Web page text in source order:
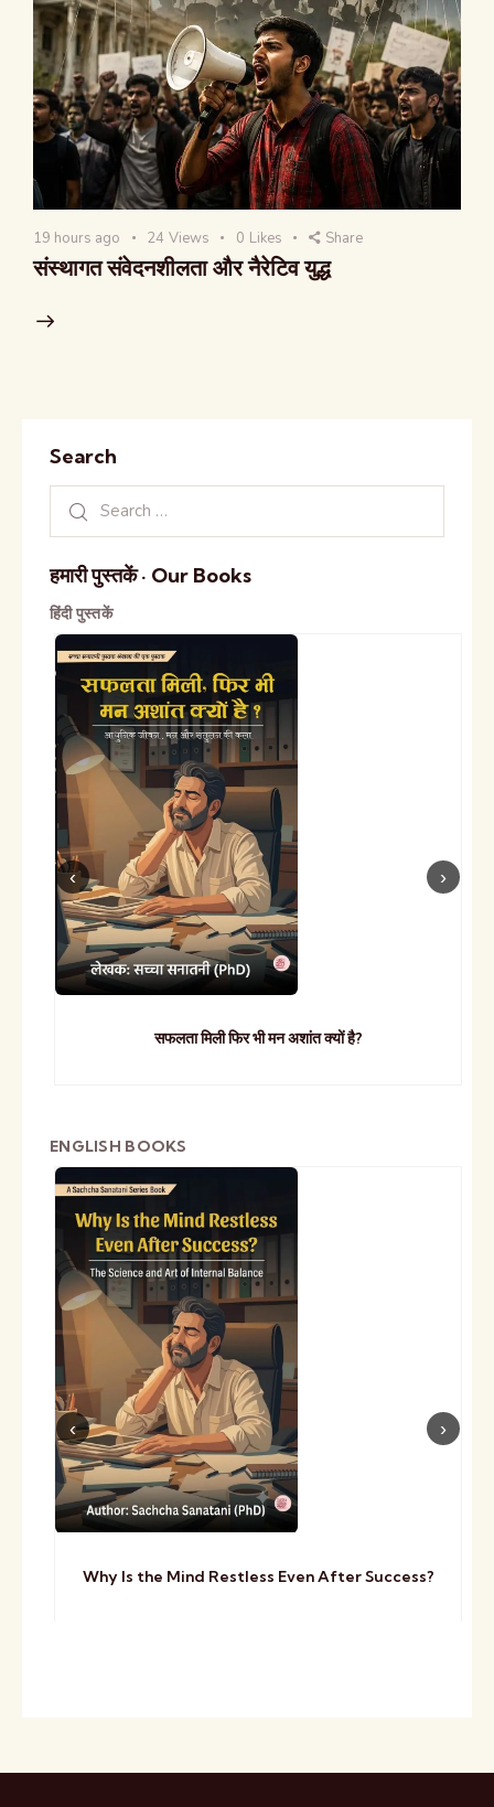
19 hours ago 24 Views 0 Likes Share
संस्थागत संवेदनशीलता और नैरेटिव युद्ध
Search
हमारी पुस्तकें · Our Books
हिंदी पुस्तकें
सफलता मिली फिर भी मन अशांत क्यों है?
ENGLISH BOOKS
Why Is the Mind Restless Even After Success?